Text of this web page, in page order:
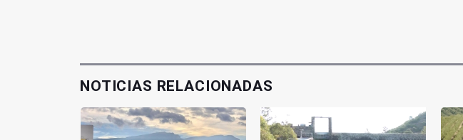
NOTICIAS RELACIONADAS